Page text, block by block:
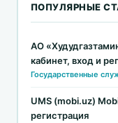
ПОПУЛЯРНЫЕ
АО
кабинет, вход и
Государственные
UMS (mobi.uz)
регистрация